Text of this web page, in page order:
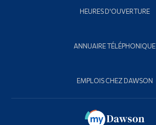
HEURES D'OUVERTURE
ANNUAIRE TÉLÉPHONIQUE
EMPLOIS CHEZ DAWSON